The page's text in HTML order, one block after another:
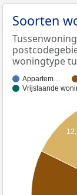
Soorten
woningtype
Appartem…
Vrijstaande